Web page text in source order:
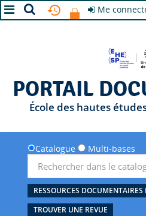
Me
PORTAIL
École des hautes
Catalogue Multi-bases
RESSOURCES DOCUMENTAIRES
TROUVER UNE REVUE